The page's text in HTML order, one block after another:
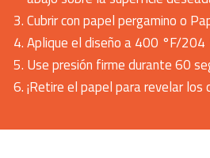
Cubrir con papel pergamino o
Aplique el diseño a 400 °F/204
Use presión firme durante 60
¡Retire el papel para revelar los